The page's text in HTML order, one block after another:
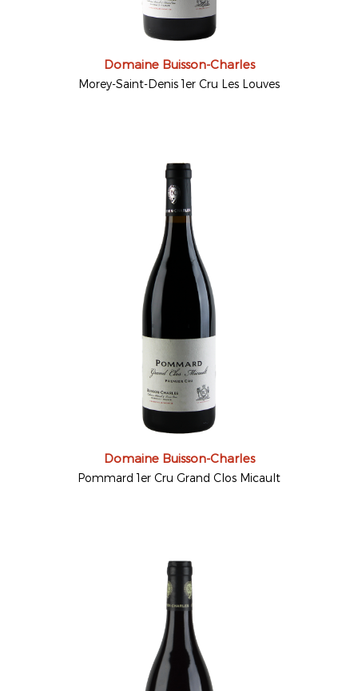
Domaine Buisson-Charles
Morey-Saint-Denis 1er Cru Les Louves
Domaine Buisson-Charles
Pommard 1er Cru Grand Clos Micault